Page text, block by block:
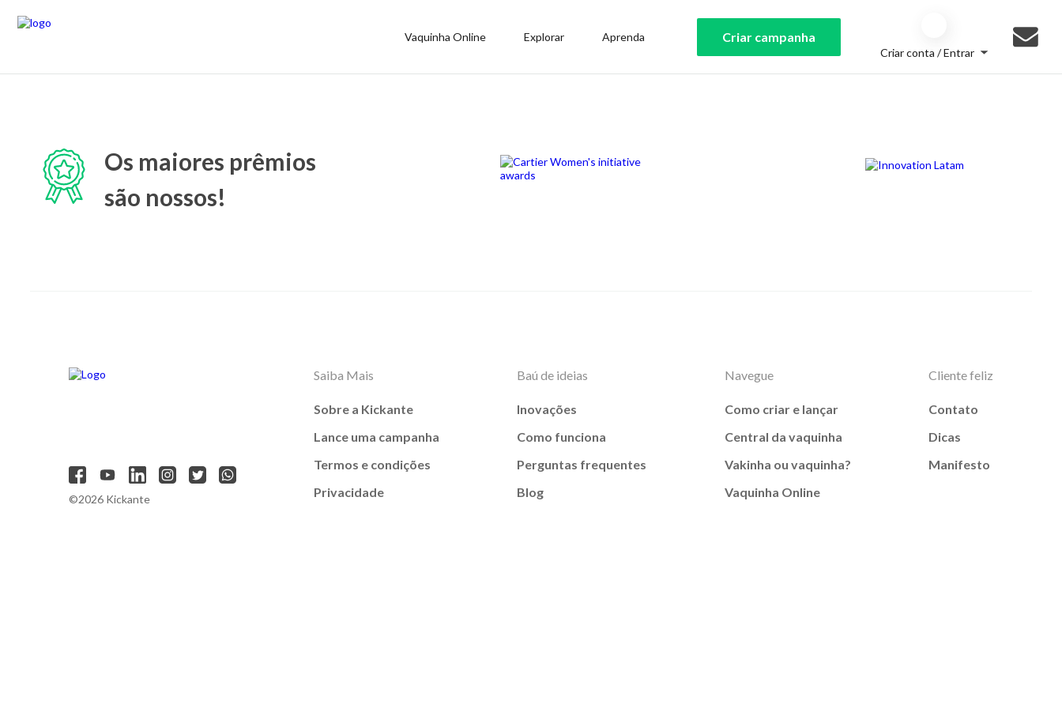
Vaquinha Online Explorar Aprenda Criar campanha
Criar conta / Entrar
Os maiores prêmios
são nossos!
©2026 Kickante
Saiba Mais
Sobre a Kickante
Lance uma campanha
Termos e condições
Privacidade
Baú de ideias
Inovações
Como funciona
Perguntas frequentes
Blog
Navegue
Como criar e lançar
Central da vaquinha
Vakinha ou vaquinha?
Vaquinha Online
Cliente feliz
Contato
Dicas
Manifesto